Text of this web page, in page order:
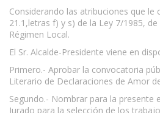
Considerando las atribuciones que le
21.1,letras f) y s) de la Ley 7/1985,
Régimen Local.
El Sr. Alcalde-Presidente viene en
Primero.- Aprobar la convocatoria
Literario de Declaraciones de Amor
Segundo.- Nombrar para la presente
Jurado para la selección de los